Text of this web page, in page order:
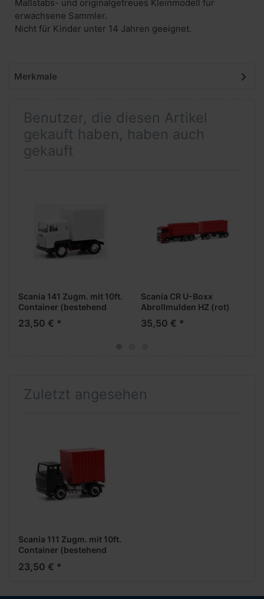
Maßstabs- und originalgetreues Kleinmodell für
erwachsene Sammler.
Nicht für Kinder unter 14 Jahren geeignet.
Merkmale
Benutzer, die diesen Artikel
gekauft haben, haben auch
gekauft
Scania 141 Zugm. mit 10ft.
Container (bestehend
aus H318969002 +
490635)
23,50 € *
Scania CR U-Boxx
Abrollmulden HZ (rot)
35,50 € *
Zuletzt angesehen
Scania 111 Zugm. mit 10ft.
Container (bestehend
H053594004)
23,50 € *